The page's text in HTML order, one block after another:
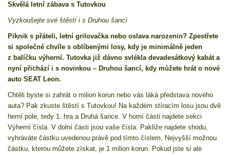
Skvělá letní zábava s Tutovkou
Vyzkoušejte své štěstí i s Druhou šancí
Piknik s přáteli, letní grilovačka nebo oslava narozenin? Zpestřete
si společné chvíle s oblíbenými losy, kdy je minimálně jeden
z balíčku výherní. Tutovka již dávno svlékla devadesátkový kabát a
nyní přichází i s novinkou – Druhou šancí, kdy můžete hrát o nové
auto SEAT Leon.
Chtěli byste si zahrát o milion korun nebo vás láká představa nového
auta? Pak zkuste štěstí s Tutovkou! Na každém stíracím losu jsou dvě
herní pole, tedy 1. hra a Druhá šance. V horní části najdete sekci
Výherní čísla. V dolní části jsou vaše čísla. Pakliže najdete shodu,
vyhráváte částku uvedenou právě pod tímto číslem. Nejvyšší možnou
částku, kterou můžete získat, je 1 milion korun. Pokud jste si ale